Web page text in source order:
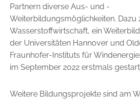
Partnern diverse Aus- und ­
Weiterbildungsmöglichkeiten. Dazu
Wasserstoffwirtschaft, ein
der Universitäten Hannover und
Fraunhofer-Instituts für
im September 2022 erstmals
Weitere Bildungsprojekte sind am